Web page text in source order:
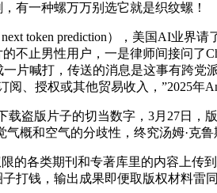
有一种螺万万别选它就是织纹螺！
token prediction），美国AI业界
不止男性用户，一是律师间接问
片喊打，传送的消息是这事有跨
、授权或其他贸易收入，”2025年
盗版片子的切当数字，3月27日，
概和空气的分歧性，终究汤姆·克
各类期刊和专著库里的内容上传
打钱，输出成果即便取版权材料